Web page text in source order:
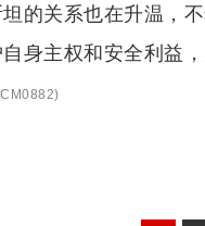
的关系也在升温，
身主权和安全利益
)